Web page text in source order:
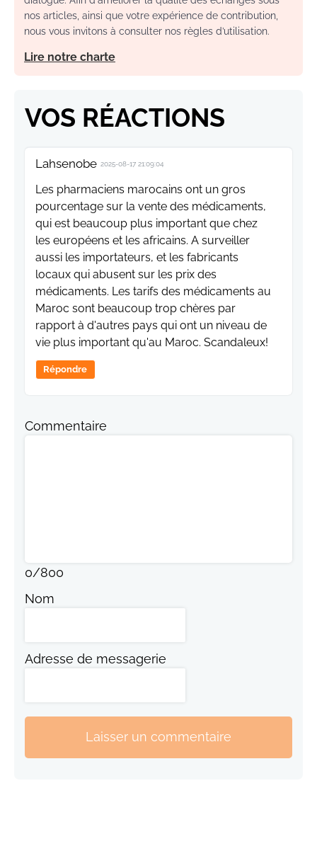
nos articles, ainsi que votre expérience de contribution,
nous vous invitons à consulter nos règles d’utilisation.
Lire notre charte
VOS RÉACTIONS
Lahsenobe 2025-08-17 21:09:04
Les pharmaciens marocains ont un gros
pourcentage sur la vente des médicaments,
qui est beaucoup plus important que chez
les européens et les africains. A surveiller
aussi les importateurs, et les fabricants
locaux qui abusent sur les prix des
médicaments. Les tarifs des médicaments au
Maroc sont beaucoup trop chères par
rapport à d'autres pays qui ont un niveau de
vie plus important qu'au Maroc. Scandaleux!
Répondre
Commentaire
0/800
Nom
Adresse de messagerie
Laisser un commentaire